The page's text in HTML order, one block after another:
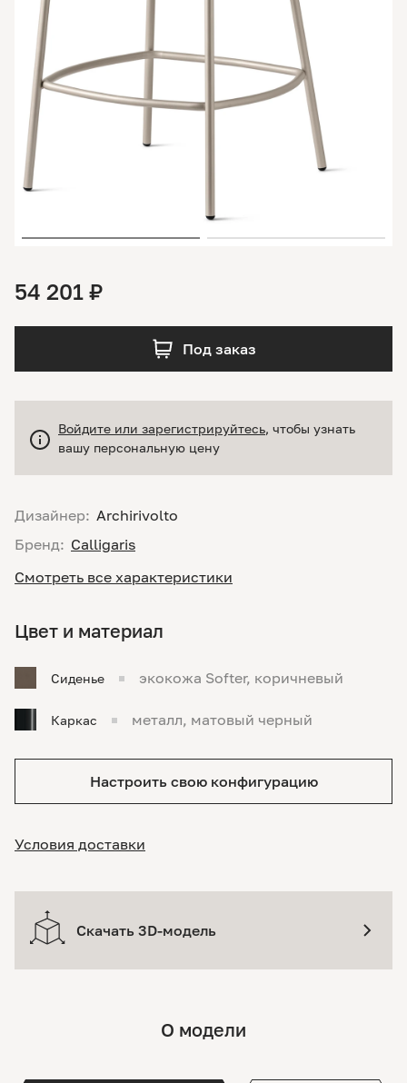
Дизайнер: Archirivolto
Бренд: Calligaris
Смотреть все характеристики
Войдите или зарегистрируйтесь, чтобы узнать
вашу персональную цену
54 201 ₽
Под заказ
Цвет и материал
Сиденье экокожа Softer, коричневый
Каркас металл, матовый черный
Настроить свою конфигурацию
Условия доставки
Скачать 3D-модель
О модели